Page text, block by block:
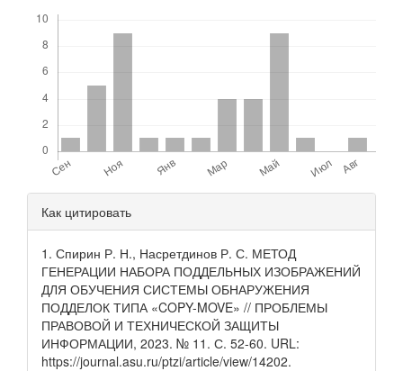
Детали
статьи
Как цитировать
1. Спирин Р. Н., Насретдинов Р. С. МЕТОД
ГЕНЕРАЦИИ НАБОРА ПОДДЕЛЬНЫХ ИЗОБРАЖЕНИЙ
ДЛЯ ОБУЧЕНИЯ СИСТЕМЫ ОБНАРУЖЕНИЯ
ПОДДЕЛОК ТИПА «COPY-MOVE» // ПРОБЛЕМЫ
ПРАВОВОЙ И ТЕХНИЧЕСКОЙ ЗАЩИТЫ
ИНФОРМАЦИИ, 2023. № 11. С. 52-60. URL:
https://journal.asu.ru/ptzi/article/view/14202.